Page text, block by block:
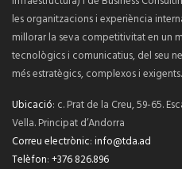
les organitzacions i experiència
millorar la seva competitivitat en un
tecnològics i comunicatius, del seu
més estratègics, complexos i exigents.
Ubicació: c. Prat de la Creu, 59-65.
Vella. Principat d’Andorra
Correu electrònic:info@tda.ad
Telèfon:+376 826.896